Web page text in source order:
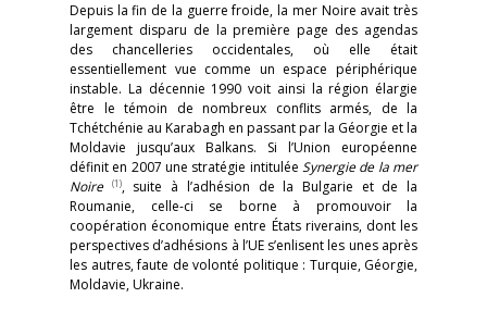
Depuis la fin de la guerre froide, la mer Noire avait très
largement disparu de la première page des agendas
des chancelleries occidentales, où elle était
essentiellement vue comme un espace périphérique
instable. La décennie 1990 voit ainsi la région élargie
être le témoin de nombreux conflits armés, de la
Tchétchénie au Karabagh en passant par la Géorgie et la
Moldavie jusqu’aux Balkans. Si l’Union européenne
définit en 2007 une stratégie intitulée Synergie de la mer
Noire
(1), suite à l’adhésion de la Bulgarie et de la
Roumanie, celle-ci se borne à promouvoir la
coopération économique entre États riverains, dont les
perspectives d’adhésions à l’UE s’enlisent les unes après
les autres, faute de volonté politique : Turquie, Géorgie,
Moldavie, Ukraine.